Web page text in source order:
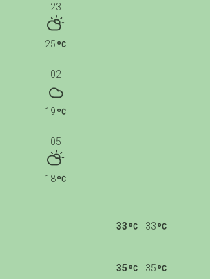
23
25
02
19
05
18
33
33
35
35